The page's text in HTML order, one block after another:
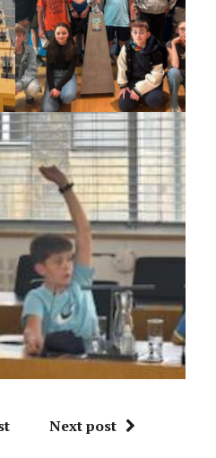
Next post